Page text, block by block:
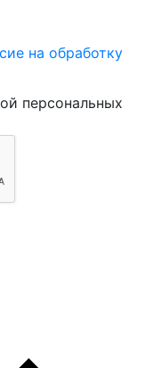
на обработку
персональных